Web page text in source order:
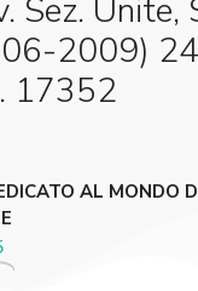
Sez. Unite,
2009)
17352
AL MONDO